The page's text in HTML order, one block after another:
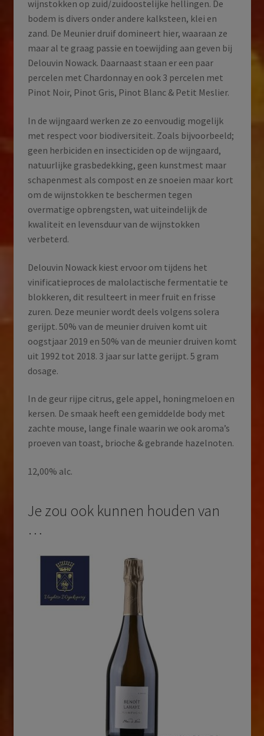
wijnstokken op zuid/zuidoostelijke hellingen. De
bodem is divers onder andere kalksteen, klei en
zand. De Meunier druif domineert hier, waaraan ze
maar al te graag passie en toewijding aan geven bij
Delouvin Nowack. Daarnaast staan er een paar
percelen met Chardonnay en ook 3 percelen met
Pinot Noir, Pinot Gris, Pinot Blanc & Petit Meslier.
In de wijngaard werken ze zo eenvoudig mogelijk
met respect voor biodiversiteit. Zoals bijvoorbeeld;
geen herbiciden en insecticiden op de wijngaard,
natuurlijke grasbedekking, geen kunstmest maar
schapenmest als compost en ze snoeien maar kort
om de wijnstokken te beschermen tegen
overmatige opbrengsten, wat uiteindelijk de
kwaliteit en levensduur van de wijnstokken
verbeterd.
Delouvin Nowack kiest ervoor om tijdens het
vinificatieproces de malolactische fermentatie te
blokkeren, dit resulteert in meer fruit en frisse
zuren. Deze meunier wordt deels volgens solera
gerijpt. 50% van de meunier druiven komt uit
oogstjaar 2019 en 50% van de meunier druiven komt
uit 1992 tot 2018. 3 jaar sur latte gerijpt. 5 gram
dosage.
In de geur rijpe citrus, gele appel, honingmeloen en
kersen. De smaak heeft een gemiddelde body met
zachte mouse, lange finale waarin we ook aroma’s
proeven van toast, brioche & gebrande hazelnoten.
12,00% alc.
Je zou ook kunnen houden van
…